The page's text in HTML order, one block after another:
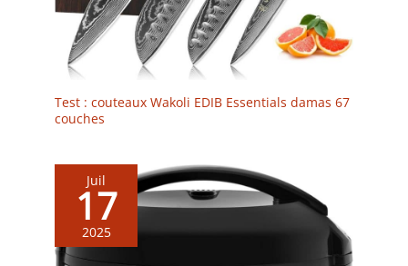
Test : couteaux Wakoli EDIB Essentials damas 67
couches
Juil
17
2025